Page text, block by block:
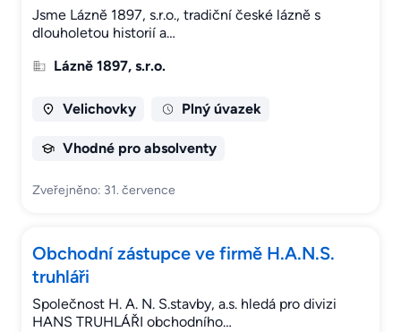
Jsme Lázně 1897, s.r.o., tradiční české lázně s
dlouholetou historií a…
Lázně 1897, s.r.o.
Velichovky Plný úvazek
Vhodné pro absolventy
Zveřejněno: 31. července
Obchodní zástupce ve firmě H.A.N.S.
truhláři
Společnost H. A. N. S.stavby, a.s. hledá pro divizi
HANS TRUHLÁŘI obchodního…